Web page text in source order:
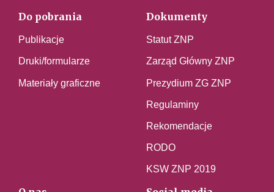
Do pobrania
Publikacje
Druki/formularze
Materiały graficzne
Dokumenty
Statut ZNP
Zarząd Główny ZNP
Prezydium ZG ZNP
Regulaminy
Rekomendacje
RODO
KSW ZNP 2019